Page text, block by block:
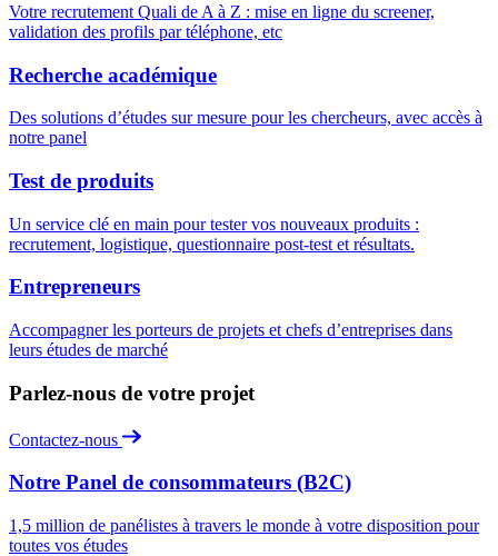
Votre recrutement Quali de A à Z : mise en ligne du screener,
validation des profils par téléphone, etc
Recherche académique
Des solutions d’études sur mesure pour les chercheurs, avec accès à
notre panel
Test de produits
Un service clé en main pour tester vos nouveaux produits :
recrutement, logistique, questionnaire post-test et résultats.
Entrepreneurs
Accompagner les porteurs de projets et chefs d’entreprises dans
leurs études de marché
Parlez-nous de votre projet
Contactez-nous
Notre Panel de consommateurs (B2C)
1,5 million de panélistes à travers le monde à votre disposition pour
toutes vos études